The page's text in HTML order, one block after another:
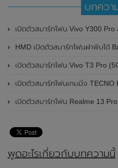
บทควา
เปิดตัวสมาร์ทโฟน Vivo Y300 Pro อย่างเป็นทางการแล้วในประเทศจีน มาพร้อมดีไซน์พ
HMD เปิดตัวสมาร์ทโฟนฝาพับได้ Barbie
เปิดตัวสมาร์ทโฟน Vivo T3 Pro (5G) อ
เปิดตัวสมาร์ทโฟนเกมมิ่ง TECNO POVA 6 Neo อย่า
เปิดตัวสมาร์ทโฟน Realme 13 Pro Extreme
พูดอะไรเกี่ยวกับบทความนี้